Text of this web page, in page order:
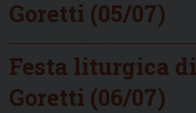
Goretti (05/07)
Festa liturgica
Goretti (06/07)